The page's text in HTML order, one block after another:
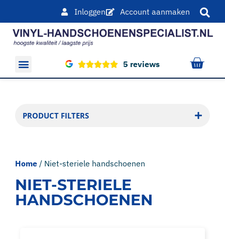
Inloggen Account aanmaken
5 reviews
PRODUCT FILTERS
Home / Niet-steriele handschoenen
NIET-STERIELE
HANDSCHOENEN